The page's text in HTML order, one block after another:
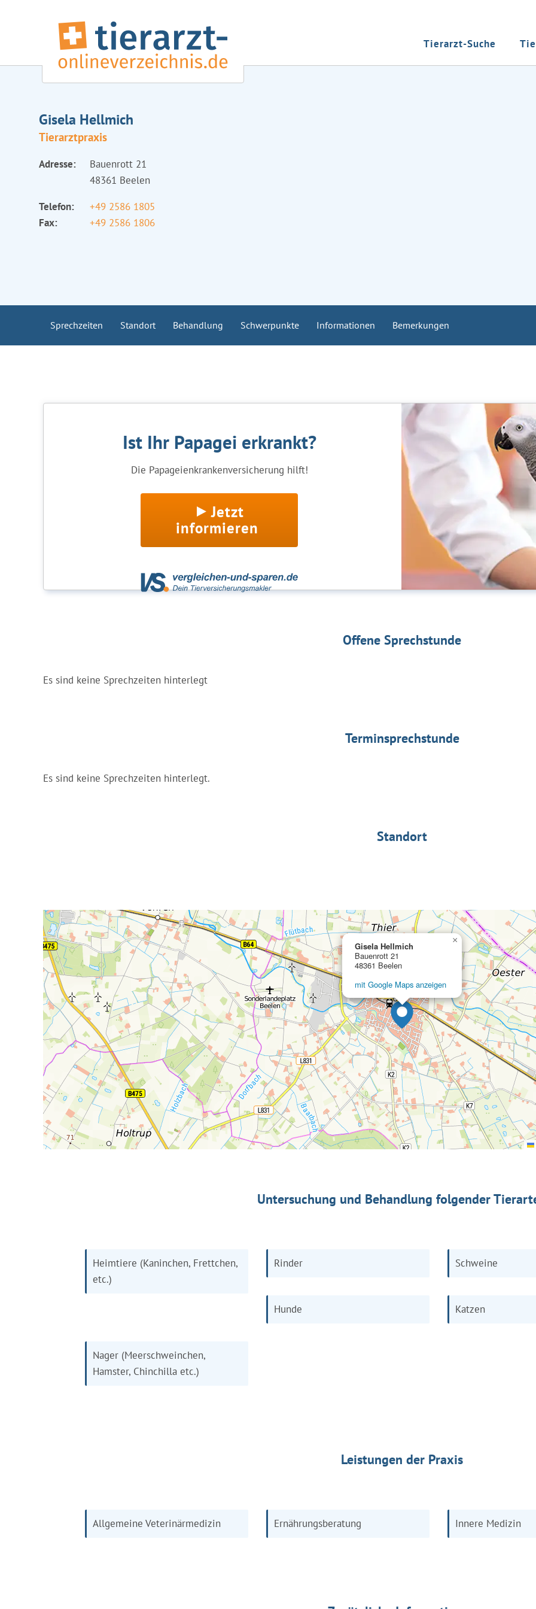
Tierarzt-Suche
Gisela Hellmich
Tierarztpraxis
Adresse:
Bauenrott 21
48361 Beelen
Telefon:
+49 2586 1805
Fax:
+49 2586 1806
Sprechzeiten Standort Behandlung Schwerpunkte Informationen Bemerkungen
Ist Ihr Papagei erkrankt?
Die Papageienkrankenversicherung hilft!
Jetzt
informieren
Offene Sprechstunde
Es sind keine Sprechzeiten hinterlegt
Terminsprechstunde
Es sind keine Sprechzeiten hinterlegt.
Standort
Gisela Hellmich
Bauenrott 21
48361 Beelen
mit Google Maps anzeigen
×
Untersuchung und Behandlung folgender
Heimtiere (Kaninchen, Frettchen,
etc.)
Rinder Schweine
Hunde Katzen
Nager (Meerschweinchen,
Hamster, Chinchilla etc.)
Leistungen der Praxis
Allgemeine Veterinärmedizin Ernährungsberatung Innere Medizin